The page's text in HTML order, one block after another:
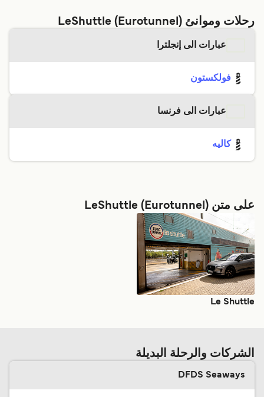
رحلات وموانئ LeShuttle (Eurotunnel)
عبارات الى إنجلترا
فولكستون
عبارات الى فرنسا
كاليه
على متن LeShuttle (Eurotunnel)
Le Shuttle
الشركات والرحلة البديلة
DFDS Seaways